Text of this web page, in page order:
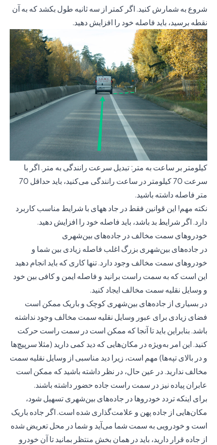
شروع به شمارش کنید. اگر کمتر از سه ثانیه طول بکشد که به آن
نقطه برسید، باید فاصله خود را افزایش دهید.
کیلومتر بر ساعت به متر: تبدیل سرعت رانندگی به متر. اگر با
سرعت 70 کیلومتر در ساعت رانندگی می‌کنید، باید حداقل 70
متر فاصله داشته باشید.
نکته مهم! این قوانین فقط در جاد ههای با شرایط مناسب کاربرد
دارد. اگر شرایط بد باشد، باید فاصله خود را افزایش دهید.
خودروهای سمت مخالف در جاده‌های بین‌شهری
در جاده‌های بین‌شهری بزرگ اغلب فاصله زیادی بین شما و
خودروهای سمت مخالف وجود دارد. تنها کاری که باید انجام دهید
این است که به سمت راست برانید و فاصله ایمن و کافی بین خود
و وسایل نقلیه سمت مخالف ایجاد کنید.
در بسیاری از جاده‌های بین‌شهری کوچک و باریک ممکن است
فضای زیادی برای عبور وسایل نقلیه سمت مخالف وجود نداشته
باشد. بنابراین باید تا آنجا که ممکن است در سمت راست حرکت
کنید. این امر به‌ویژه در مکان‌هایی که دید کمی دارید (مثلا سرپیچ‌ها
و در بالای تپه‌ها) مهم است، زیرا دید مناسبی از وسایل نقلیه سمت
مخالف ندارید. در عین حال، در نظر داشته باشید که ممکن است
عابران پیاده نیز در سمت راست جاده حضور داشته باشند.
برای اینکه تردد خودروها در جاده‌های بین‌شهری تسهیل شود،
مکان‌هایی از جاده پهن و علامت‌گذاری شده است. اگر جاده باریک
است و خودرویی به سمت شما می‌آید و شما در محل تعریض شده
از جاده قرار دارید، باید در همان بخش منتظر بمانید تا آن خودرو